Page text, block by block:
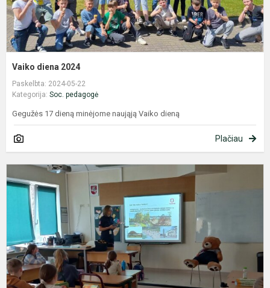
Vaiko diena 2024
Paskelbta: 2024-05-22
Kategorija: Soc. pedagogė
Gegužės 17 dieną minėjome naująją Vaiko dieną
Plačiau